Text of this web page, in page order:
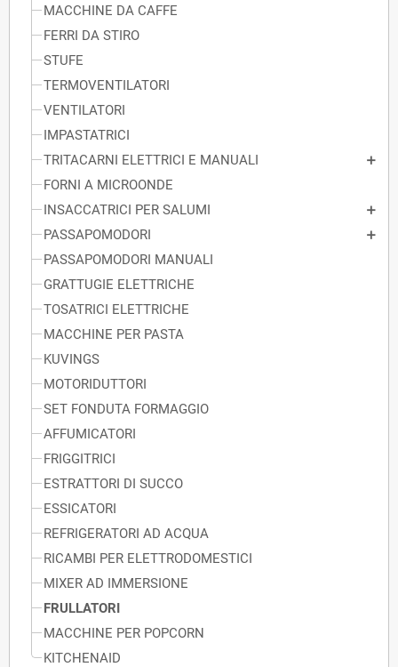
MACCHINE DA CAFFE
FERRI DA STIRO
STUFE
TERMOVENTILATORI
VENTILATORI
IMPASTATRICI
TRITACARNI ELETTRICI E MANUALI
FORNI A MICROONDE
INSACCATRICI PER SALUMI
PASSAPOMODORI
PASSAPOMODORI MANUALI
GRATTUGIE ELETTRICHE
TOSATRICI ELETTRICHE
MACCHINE PER PASTA
KUVINGS
MOTORIDUTTORI
SET FONDUTA FORMAGGIO
AFFUMICATORI
FRIGGITRICI
ESTRATTORI DI SUCCO
ESSICATORI
REFRIGERATORI AD ACQUA
RICAMBI PER ELETTRODOMESTICI
MIXER AD IMMERSIONE
FRULLATORI
MACCHINE PER POPCORN
KITCHENAID